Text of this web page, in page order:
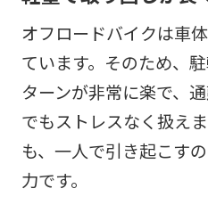
オフロードバイクは車
ています。そのため、
ターンが非常に楽で、
でもストレスなく扱え
も、一人で引き起こす
力です。